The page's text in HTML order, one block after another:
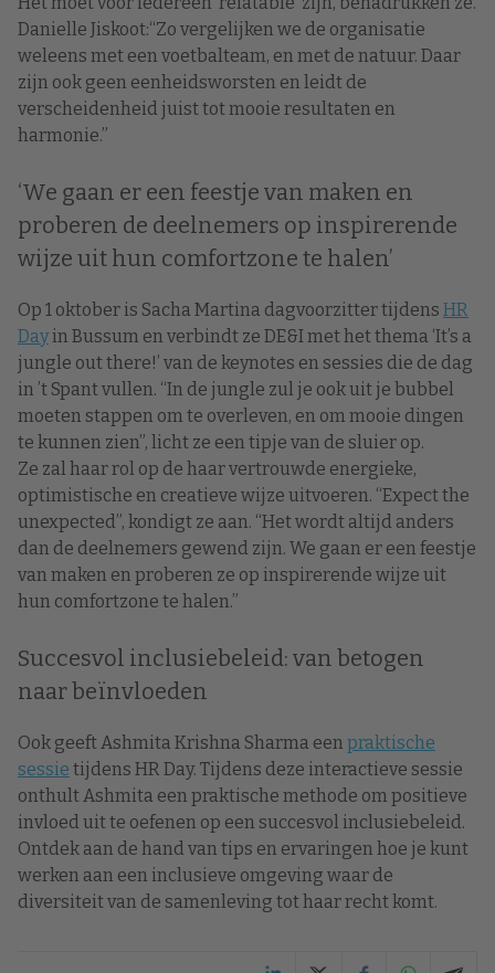
Danielle Jiskoot:“Zo vergelijken we de organisatie
weleens met een voetbalteam, en met de natuur. Daar
zijn ook geen eenheidsworsten en leidt de
verscheidenheid juist tot mooie resultaten en
harmonie.”
‘We gaan er een feestje van maken en
proberen de deelnemers op inspirerende
wijze uit hun comfortzone te halen’
Op 1 oktober is Sacha Martina dagvoorzitter tijdens HR
Dayin Bussum en verbindt ze DE&I met het thema ‘It’s a
jungle out there!’ van de keynotes en sessies die de dag
in ’t Spant vullen. “In de jungle zul je ook uit je bubbel
moeten stappen om te overleven, en om mooie dingen
te kunnen zien”, licht ze een tipje van de sluier op.
Ze zal haar rol op de haar vertrouwde energieke,
optimistische en creatieve wijze uitvoeren. “Expect the
unexpected”, kondigt ze aan. “Het wordt altijd anders
dan de deelnemers gewend zijn. We gaan er een feestje
van maken en proberen ze op inspirerende wijze uit
hun comfortzone te halen.”
Succesvol inclusiebeleid: van betogen
naar beïnvloeden
Ook geeft Ashmita Krishna Sharma een praktische
sessie tijdens HR Day. Tijdens deze interactieve sessie
onthult Ashmita een praktische methode om positieve
invloed uit te oefenen op een succesvol inclusiebeleid.
Ontdek aan de hand van tips en ervaringen hoe je kunt
werken aan een inclusieve omgeving waar de
diversiteit van de samenleving tot haar recht komt.